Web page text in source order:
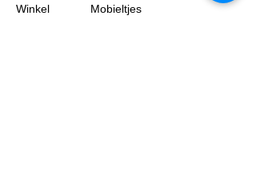
Winkel
Mobieltjes